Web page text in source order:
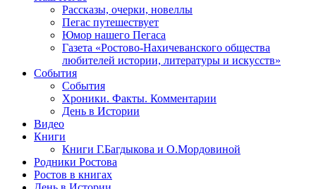
Рассказы, очерки, новеллы
Пегас путешествует
Юмор нашего Пегаса
Газета «Ростово-Нахичеванского общества
любителей истории, литературы и искусств»
События
События
Хроники. Факты. Комментарии
День в Истории
Видео
Книги
Книги Г.Багдыкова и О.Мордовиной
Родники Ростова
Ростов в книгах